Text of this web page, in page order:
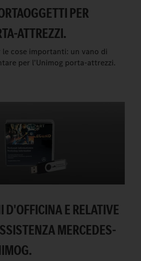
PER
ATTREZZI.
le cose importanti: un vano di
per l'Unimog porta-attrezzi.
E RELATIVE
MERCEDES-